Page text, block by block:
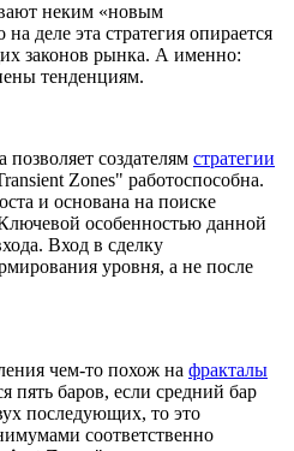
неким «новым
деле эта стратегия опирается
законов рынка. А именно:
тенденциям.
создателям стратегии
Zones" работоспособна.
и основана на поиске
особенностью данной
Вход в сделку
уровня, а не после
чем-то похож на фракталы
пять баров, если средний бар
последующих, то это
соответственно